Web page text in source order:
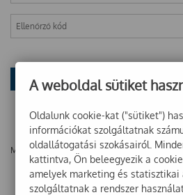
Még nincsenek vélemények ehhez a
A weboldal sütiket
Oldalunk cookie-kat ("sütiket")
információkat szolgáltatnak
oldallátogatási szokásairól.
kattintva, Ön beleegyezik a
amelyek marketing és statisztikai
szolgáltatnak a rendszer